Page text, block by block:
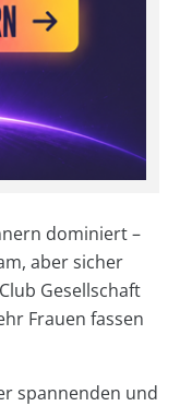
dominiert –
aber sicher
Gesellschaft
Frauen fassen
spannenden und